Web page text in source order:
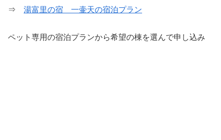
⇒ 湯富里の宿 一壷天の宿泊プラン
ペット専用の宿泊プランから希望の棟を選んで申し込み